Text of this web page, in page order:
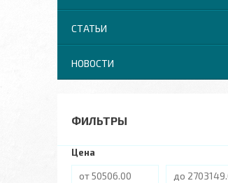
СТАТЬИ
НОВОСТИ
ФИЛЬТРЫ
Цена